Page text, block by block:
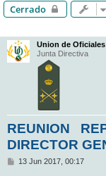
Cerrado
Union de Oficiales
Junta Directiva
REUNION
DIRECTOR
M13 Jun 2017, 00:17